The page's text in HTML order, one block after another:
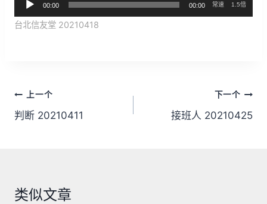
频
播
00:00 00:00 常速 1.5倍
台北信友堂 20210418
文
章
上一个
判断 20210411
下一个
接班人 20210425
类似文章